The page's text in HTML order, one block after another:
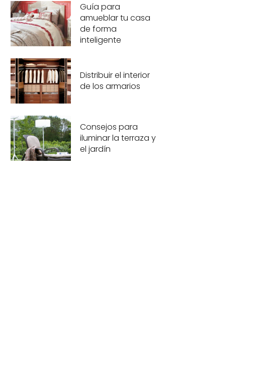
Guía para
amueblar tu casa
de forma
inteligente
Distribuir el interior
de los armarios
Consejos para
iluminar la terraza y
el jardín